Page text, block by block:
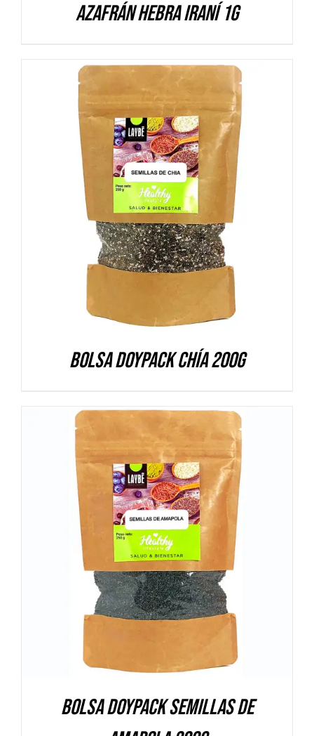
Azafrán hebra iraní 1g
DETALLES
Bolsa Doypack Chía 200g
DETALLES
Bolsa Doypack Semillas de